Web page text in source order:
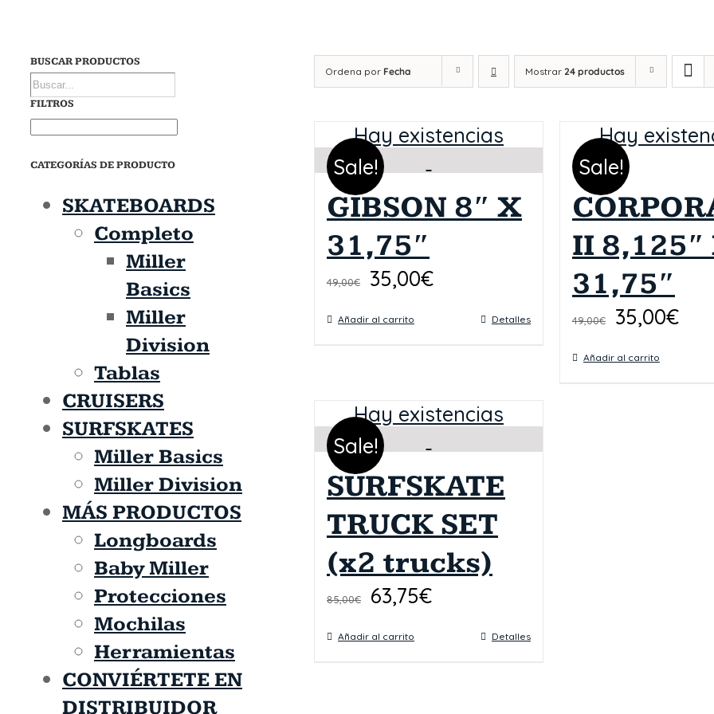
Ordena por Fecha Mostrar 24 productos
Sale!
Hay existencias
GIBSON 8″ X
31,75″
49,00€ 35,00€
Añadir al carrito Detalles
Sale!
Hay
II 8,125″
31,75″
49,00€ 35,00€
Añadir al carrito
Sale!
Hay existencias
SURFSKATE
TRUCK SET
(x2 trucks)
85,00€ 63,75€
Añadir al carrito Detalles
BUSCAR PRODUCTOS
FILTROS
CATEGORÍAS DE PRODUCTO
SKATEBOARDS
Completo
Miller
Basics
Miller
Division
Tablas
CRUISERS
SURFSKATES
Miller Basics
Miller Division
MÁS PRODUCTOS
Longboards
Baby Miller
Protecciones
Mochilas
Herramientas
CONVIÉRTETE EN
DISTRIBUIDOR